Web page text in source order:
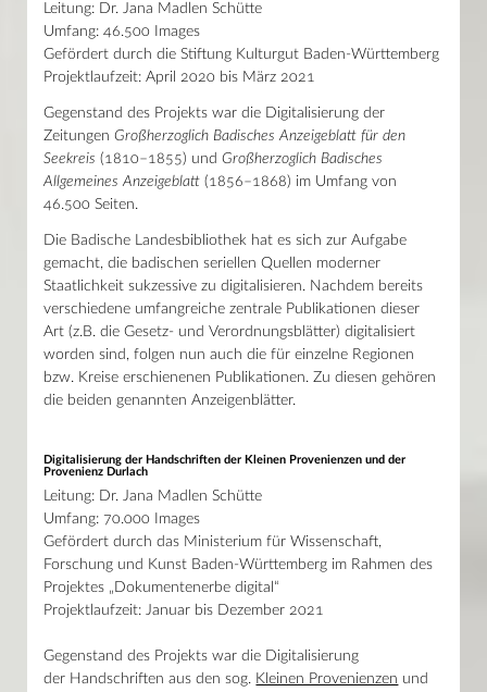
Leitung: Dr. Jana Madlen Schütte
Umfang: 46.500 Images
Gefördert durch die Stiftung Kulturgut Baden-Württemberg
Projektlaufzeit: April 2020 bis März 2021
Gegenstand des Projekts war die Digitalisierung der
ZeitungenGroßherzoglich Badisches Anzeigeblatt für den
Seekreis (1810–1855) undGroßherzoglich Badisches
Allgemeines Anzeigeblatt (1856–1868) im Umfang von
46.500 Seiten.
Die Badische Landesbibliothek hat es sich zur Aufgabe
gemacht, die badischen seriellen Quellen moderner
Staatlichkeit sukzessive zu digitalisieren. Nachdem bereits
verschiedene umfangreiche zentrale Publikationen dieser
Art (z.B. die Gesetz- und Verordnungsblätter) digitalisiert
worden sind, folgen nun auch die für einzelne Regionen
bzw. Kreise erschienenen Publikationen. Zu diesen gehören
die beiden genannten Anzeigenblätter.
Digitalisierung der Handschriften der Kleinen Provenienzen und der
Provenienz Durlach
Leitung: Dr. Jana Madlen Schütte
Umfang: 70.000 Images
Gefördert durch das Ministerium für Wissenschaft,
Forschung und Kunst Baden-Württemberg im Rahmen des
Projektes „Dokumentenerbe digital“
Projektlaufzeit: Januar bis Dezember 2021
Gegenstand des Projekts war die Digitalisierung
der Handschriften aus den sog. Kleinen Provenienzen und